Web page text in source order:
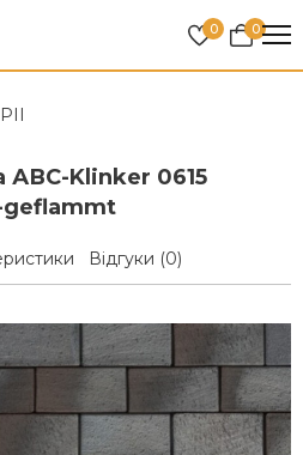
0 0
АВС-Klinker 0615
geflammt
Відгуки (0)